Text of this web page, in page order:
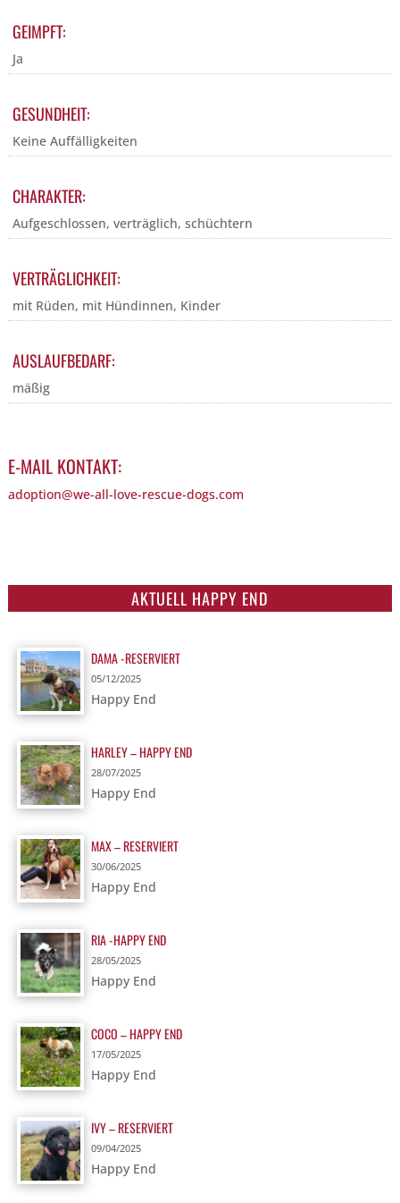
GEIMPFT:
Ja
GESUNDHEIT:
Keine Auffälligkeiten
CHARAKTER:
Aufgeschlossen, verträglich, schüchtern
VERTRÄGLICHKEIT:
mit Rüden, mit Hündinnen, Kinder
AUSLAUFBEDARF:
mäßig
E-MAIL KONTAKT:
adoption@we-all-love-rescue-dogs.com
AKTUELL HAPPY END
DAMA -RESERVIERT
05/12/2025
Happy End
HARLEY – HAPPY END
28/07/2025
Happy End
MAX – RESERVIERT
30/06/2025
Happy End
RIA -HAPPY END
28/05/2025
Happy End
COCO – HAPPY END
17/05/2025
Happy End
IVY – RESERVIERT
09/04/2025
Happy End